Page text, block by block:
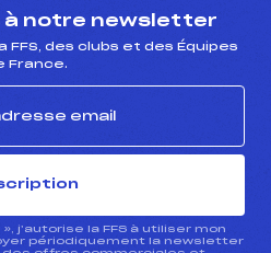
à notre newsletter
FFS, des clubs et des Équipes
France.
j’autorise la FFS à utiliser mon
périodiquement la newsletter